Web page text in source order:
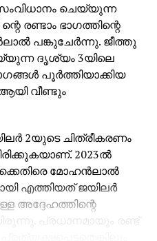
ചെയ്യുന്ന
രണ്ടാം ഭാഗത്തിന്റെ
പങ്കുചേര്‍ന്നു. ജീത്തു
ദൃശ്യം 3യിലെ
പൂര്‍ത്തിയാക്കിയ
വീണ്ടും
2യുടെ ചിത്രീകരണം
2023ല്‍
മോഹന്‍ലാല്‍
എത്തിയത് ജയിലര്‍
അദ്ദേഹത്തിന്റെ
പ്രധാനമായും രണ്ട്